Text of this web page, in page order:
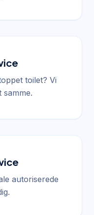
toilet? Vi
samme.
autoriserede